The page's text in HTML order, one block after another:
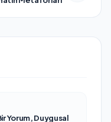
Yorum, Duygusal